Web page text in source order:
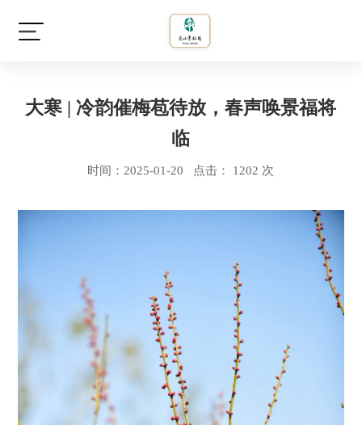
大寒 | 冷韵催梅苞待放，春声唤景福将
临
时间：2025-01-20 点击： 1202 次